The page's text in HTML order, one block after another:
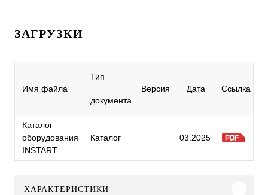
ЗАГРУЗКИ
Имя файла
Тип
документа
Версия Дата Ссылка
Каталог
оборудования
INSTART
Каталог 03.2025
ХАРАКТЕРИСТИКИ